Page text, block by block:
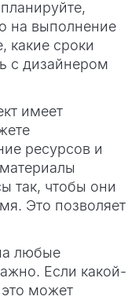
на выполнение
какие сроки
с дизайнером
имеет
ресурсов и
так, чтобы они
Это позволяет
любые
Если какой-
это может